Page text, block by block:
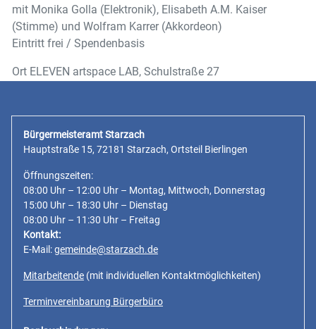
mit Monika Golla (Elektronik), Elisabeth A.M. Kaiser
(Stimme) und Wolfram Karrer (Akkordeon)
Eintritt frei / Spendenbasis
Ort ELEVEN artspace LAB, Schulstraße 27
Bürgermeisteramt Starzach
Hauptstraße 15, 72181 Starzach, Ortsteil Bierlingen
Öffnungszeiten:
08:00 Uhr – 12:00 Uhr – Montag, Mittwoch, Donnerstag
15:00 Uhr – 18:30 Uhr – Dienstag
08:00 Uhr – 11:30 Uhr – Freitag
Kontakt:
E-Mail:gemeinde@starzach.de
Mitarbeitende (mit individuellen Kontaktmöglichkeiten)
Terminvereinbarung Bürgerbüro